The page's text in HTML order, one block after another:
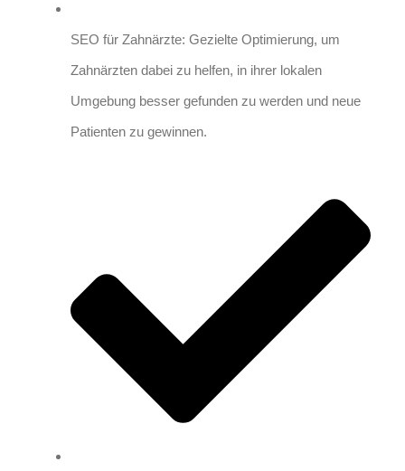
SEO für Zahnärzte: Gezielte Optimierung, um
Zahnärzten dabei zu helfen, in ihrer lokalen
Umgebung besser gefunden zu werden und neue
Patienten zu gewinnen.